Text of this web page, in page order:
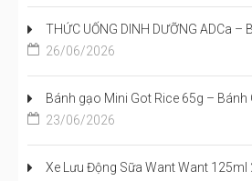
THỨC UỐNG DINH DƯỠNG ADCa – BỔ SUNG DINH DƯỠNG,
26/06/2026
Bánh gạo Mini Got Rice 65g – Bánh Gạo Giòn Tan Với 3
23/06/2026
Xe Lưu Động Sữa Want Want 125ml 2026 - Điểm